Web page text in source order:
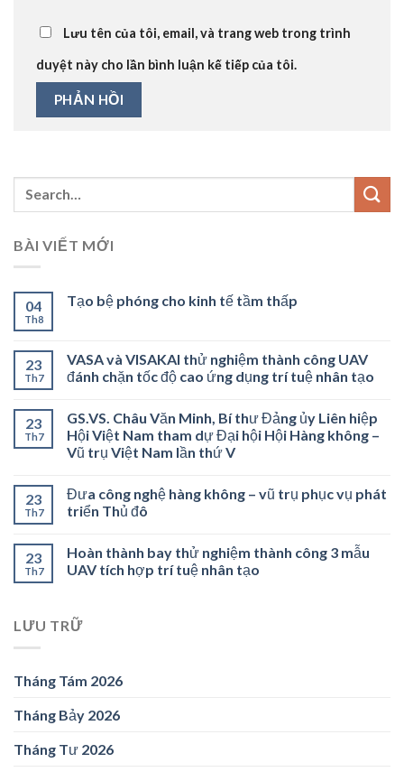
Lưu tên của tôi, email, và trang web trong trình
duyệt này cho lần bình luận kế tiếp của tôi.
BÀI VIẾT MỚI
04
Th8
Tạo bệ phóng cho kinh tế tầm thấp
23
Th7
VASA và VISAKAI thử nghiệm thành công UAV
đánh chặn tốc độ cao ứng dụng trí tuệ nhân tạo
23
Th7
GS.VS. Châu Văn Minh, Bí thư Đảng ủy Liên hiệp
Hội Việt Nam tham dự Đại hội Hội Hàng không –
Vũ trụ Việt Nam lần thứ V
23
Th7
Đưa công nghệ hàng không – vũ trụ phục vụ phát
triển Thủ đô
23
Th7
Hoàn thành bay thử nghiệm thành công 3 mẫu
UAV tích hợp trí tuệ nhân tạo
LƯU TRỮ
Tháng Tám 2026
Tháng Bảy 2026
Tháng Tư 2026